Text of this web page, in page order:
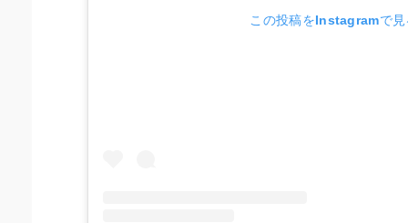
この投稿をInstagramで見